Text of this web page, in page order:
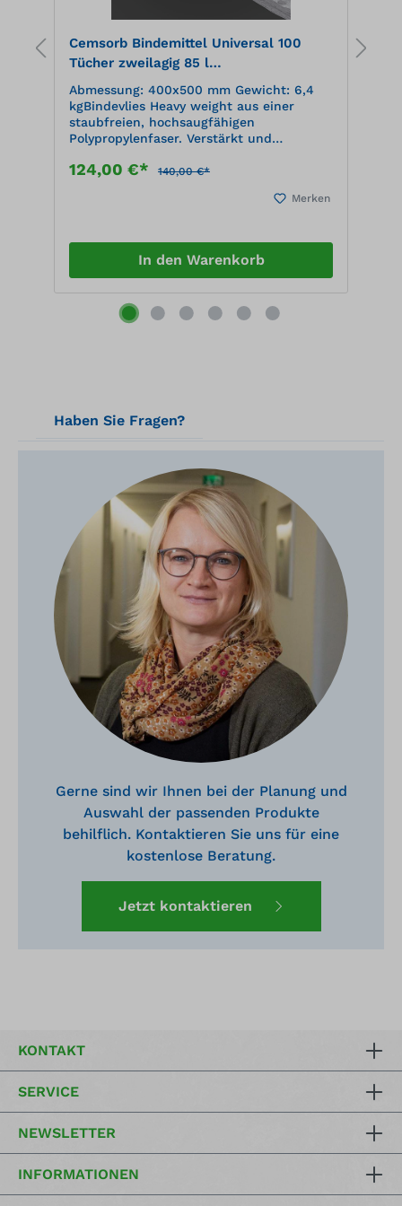
Cemsorb Bindemittel Universal 100
Tücher zweilagig 85 l
Aufnahmekapazität, im Spenderkarton,
grau
Abmessung: 400x500 mm Gewicht: 6,4
kgBindevlies Heavy weight aus einer
staubfreien, hochsaugfähigen
Polypropylenfaser. Verstärkt und
in der Breite. Nimmt alle Flüssigkeiten
124,00 €* 140,00 €*
Merken
In den Warenkorb
Haben Sie Fragen?
Gerne sind wir Ihnen bei der Planung und
Auswahl der passenden Produkte
behilflich. Kontaktieren Sie uns für eine
kostenlose Beratung.
Jetzt kontaktieren
KONTAKT
SERVICE
NEWSLETTER
INFORMATIONEN